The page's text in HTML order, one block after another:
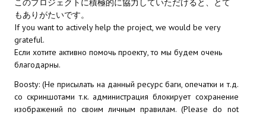
ЧС
WALKTHROUGH VN
PC 18+
PC 12-17
もありがたいです。
If you want to actively help the project, we would be very
grateful.
Если хотите активно помочь проекту, то мы будем очень
благодарны.
Boosty: (Не присылать на данный ресурс баги, опечатки и т.д.
со скриншотами т.к. администрация блокирует сохранение
изображений по своим личным правилам. (Please do not